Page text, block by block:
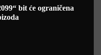
bit će ograničena